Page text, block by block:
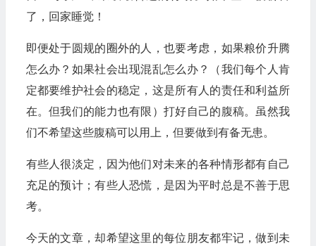
了，回家睡觉！
即便处于圆规的圈外的人，也要考虑，如果粮价升腾
怎么办？如果社会出现混乱怎么办？（我们每个人肯
定都要维护社会的稳定，这是所有人的责任和利益所
在。但我们的能力也有限）打好自己的腹稿。虽然我
们不希望这些腹稿可以用上，但要做到有备无患。
有些人很淡定，因为他们对未来的各种情形都有自己
充足的预计；有些人恐慌，是因为平时总是不善于思
考。
今天的文章，却希望这里的每位朋友都牢记，做到未